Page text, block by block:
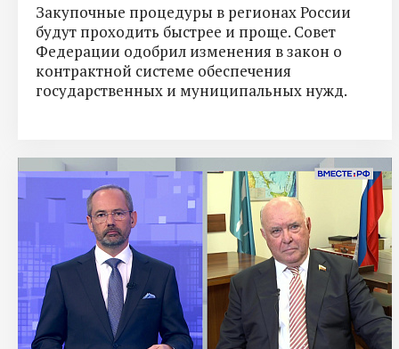
Закупочные процедуры в регионах России
будут проходить быстрее и проще. Совет
Федерации одобрил изменения в закон о
контрактной системе обеспечения
государственных и муниципальных нужд.